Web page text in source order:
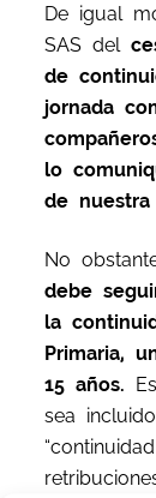
De igual
SAS del
de
jornada
lo
de nuestra
No
debe
la
Primaria,
15 años.
sea